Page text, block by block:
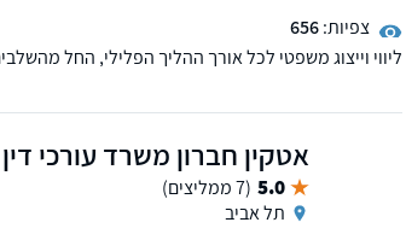
צפיות:656
ליווי וייצוג משפטי לכל אורך ההליך הפלילי, החל
אטקין חברון משרד עורכי דין
5.0 (7 ממליצים)
תל אביב